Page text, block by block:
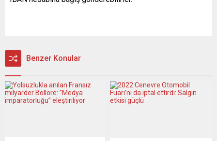
Benzer Konular